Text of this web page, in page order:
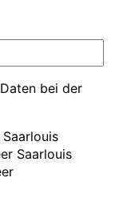
bei der
Saarlouis